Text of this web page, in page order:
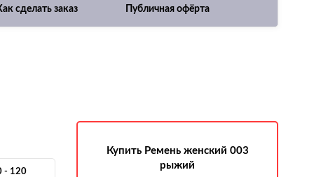
сделать заказ Публичная офёрта
- 120
Купить Ремень женский 003
рыжий